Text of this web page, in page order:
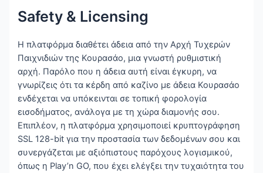
Safety & Licensing
Η πλατφόρμα διαθέτει άδεια από την Αρχή Τυχερών
Παιχνιδιών της Κουρασάο, μια γνωστή ρυθμιστική
αρχή. Παρόλο που η άδεια αυτή είναι έγκυρη, να
γνωρίζεις ότι τα κέρδη από καζίνο με άδεια Κουρασάο
ενδέχεται να υπόκεινται σε τοπική φορολογία
εισοδήματος, ανάλογα με τη χώρα διαμονής σου.
Επιπλέον, η πλατφόρμα χρησιμοποιεί κρυπτογράφηση
SSL 128-bit για την προστασία των δεδομένων σου και
συνεργάζεται με αξιόπιστους παρόχους λογισμικού,
όπως η Play’n GO, που έχει ελέγξει την τυχαιότητα του